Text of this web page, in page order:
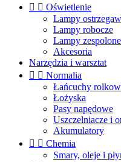
  Oświetlenie
Lampy
Lampy robocze
Lampy zespolone
Akcesoria
Narzędzia i warsztat
  Normalia
Łańcuchy
Łożyska
Pasy napędowe
Uszczelniacze i
Akumulatory
  Chemia
Smary, oleje i